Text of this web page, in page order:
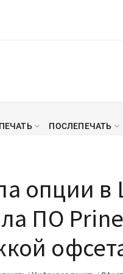
ПЕЧАТЬ ПОСЛЕПЕЧАТЬ
опции
ПО